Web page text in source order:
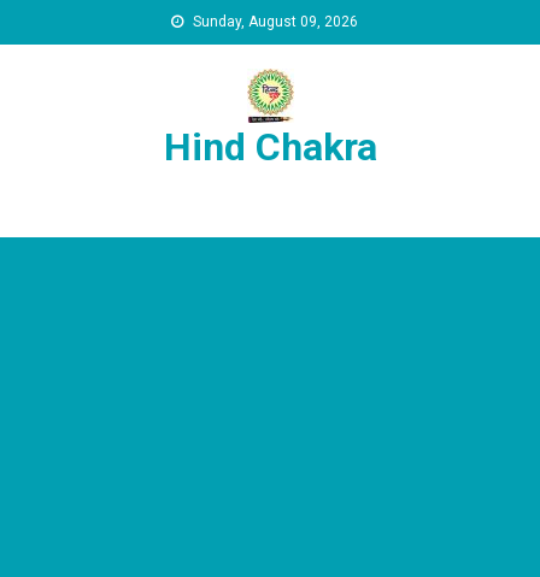
Sunday, August 09, 2026
Hind Chakra